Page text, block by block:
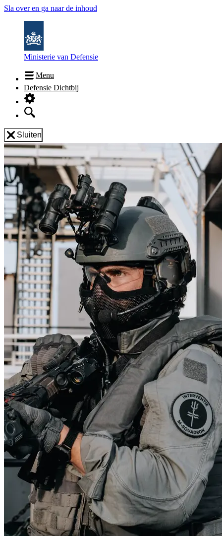
Sla over en ga naar de inhoud
Ministerie van Defensie
Menu
Defensie Dichtbij
Sluiten